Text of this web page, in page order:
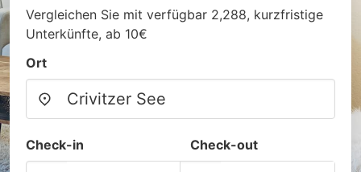
Vergleichen Sie mit verfügbar 2,288, kurzfristige
Unterkünfte, ab 10€
Ort
Check-in Check-out